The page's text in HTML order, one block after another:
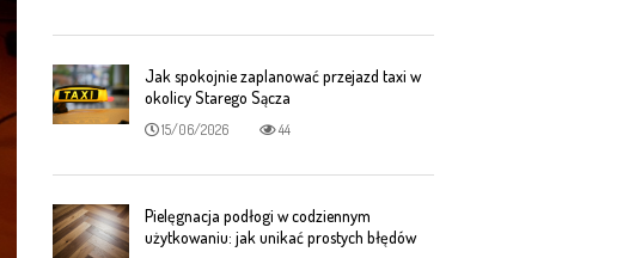
Jak spokojnie zaplanować przejazd taxi w
okolicy Starego Sącza
15/06/2026 44
Pielęgnacja podłogi w codziennym
użytkowaniu: jak unikać prostych błędów